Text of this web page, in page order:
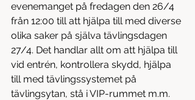
evenemanget på fredagen den 26/4
från 12:00 till att hjälpa till med diverse
olika saker på själva tävlingsdagen
27/4. Det handlar allt om att hjälpa till
vid entrén, kontrollera skydd, hjälpa
till med tävlingssystemet på
tävlingsytan, stå i VIP-rummet m.m.